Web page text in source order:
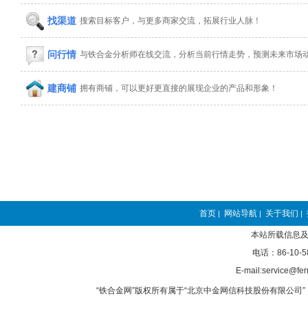
找渠道 搜索目标客户，与更多商家交流，拓展行业人脉！
问行情 与铁合金分析师在线交流，分析当前行情走势，预测未来市场
建商铺 拥有商铺，可以更好更直接的展现企业的产品和形象！
首页 | 网站导航 | 关于我们 |
本站所载信息
电话：86-10-
E-
“铁合金网”版权所有属于“北京中金网信科技股份有限公司